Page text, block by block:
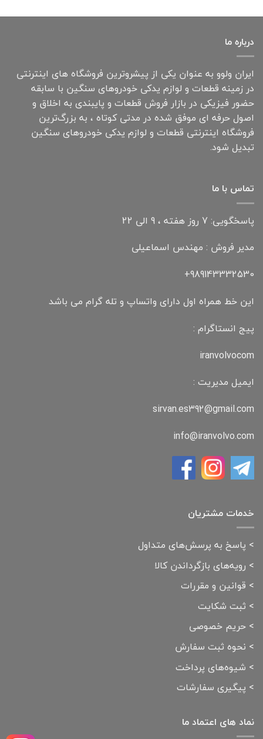
درباره ما
ایران ولوو به عنوان یکی از پیشروترین فروشگاه های اینترنتی
در زمینه قطعات و لوازم یدکی خودروهای سنگین با سابقه
حضور فیزیکی در بازار فروش قطعات و پایبندی به اخلاق و
اصول حرفه ای موفق شده در مدتی کوتاه ، به بزرگ‌ترین
فروشگاه اینترنتی قطعات و لوازم یدکی خودروهای سنگین
تبدیل شود.
تماس با ما
پاسخگویی: 7 روز هفته ، 9 الی 22
مدیر فروش : مهندس اسماعیلی
989143332530+
این خط همراه اول دارای واتساپ و تله گرام می باشد
پیج انستاگرام :
iranvolvocom
ایمیل مدیریت :
sirvan.es392@gmail.com
info@iranvolvo.com
خدمات مشتریان
> پاسخ به پرسش‌های متداول
> رویه‌های بازگرداندن کالا
> قوانین و مقررات
> ثبت شکایت
> حریم خصوصی
> نحوه ثبت سفارش
> شیوه‌های پرداخت
> پیگیری سفارشات
نماد های اعتماد ما